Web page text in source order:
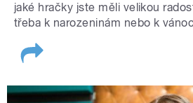
jaké hračky jste měli velikou
třeba k narozeninám nebo k